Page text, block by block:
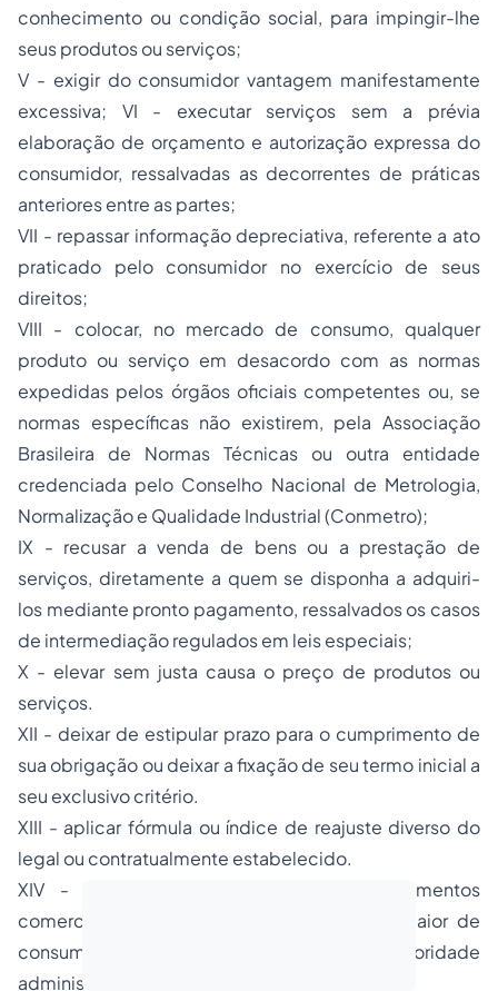
conhecimento ou condição social, para impingir-lhe
seus produtos ou serviços;
V - exigir do consumidor vantagem manifestamente
excessiva; VI - executar serviços sem a prévia
elaboração de orçamento e autorização expressa do
consumidor, ressalvadas as decorrentes de práticas
anteriores entre as partes;
VII - repassar informação depreciativa, referente a ato
praticado pelo consumidor no exercício de seus
direitos;
VIII - colocar, no mercado de consumo, qualquer
produto ou serviço em desacordo com as normas
expedidas pelos órgãos oficiais competentes ou, se
normas específicas não existirem, pela Associação
Brasileira de Normas Técnicas ou outra entidade
credenciada pelo Conselho Nacional de Metrologia,
Normalização e Qualidade Industrial (Conmetro);
IX - recusar a venda de bens ou a prestação de
serviços, diretamente a quem se disponha a adquiri-
los mediante pronto pagamento, ressalvados os casos
de intermediação regulados em leis especiais;
X - elevar sem justa causa o preço de produtos ou
serviços.
XII - deixar de estipular prazo para o cumprimento de
sua obrigação ou deixar a fixação de seu termo inicial a
seu exclusivo critério.
XIII - aplicar fórmula ou índice de reajuste diverso do
legal ou contratualmente estabelecido.
XIV - permitir o ingresso em estabelecimentos
comerciais ou de serviços de um número maior de
consumidores que o fixado pela autoridade
administrativa como máximo.